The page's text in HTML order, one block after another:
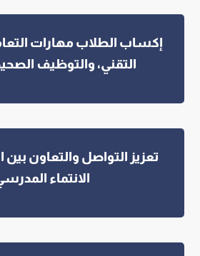
إكساب الطلاب مهارات
التقني، والتوظيف
تعزيز التواصل والتعاون
الانتماء